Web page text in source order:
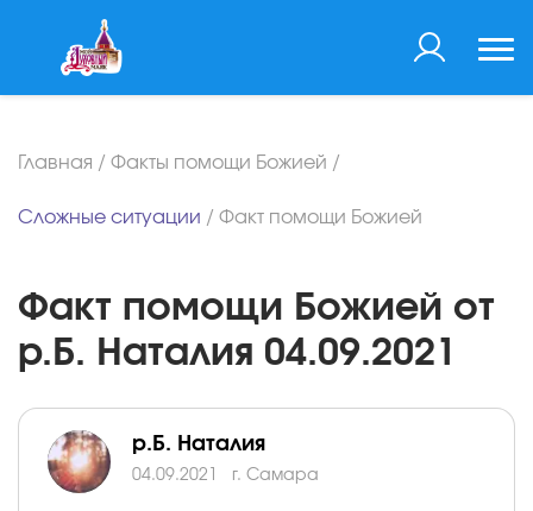
Главная / Факты помощи Божией /
Сложные ситуации / Факт помощи Божией
Факт помощи Божией от
р.Б. Наталия 04.09.2021
р.Б. Наталия
04.09.2021 г. Самара